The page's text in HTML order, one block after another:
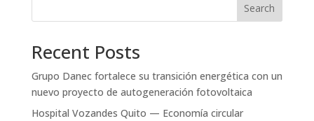
Search
Recent Posts
Grupo Danec fortalece su transición energética con un
nuevo proyecto de autogeneración fotovoltaica
Hospital Vozandes Quito — Economía circular